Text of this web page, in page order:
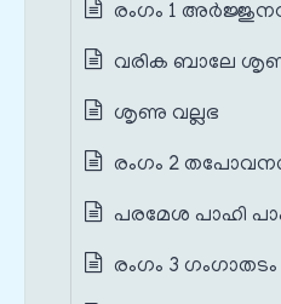
രംഗം 1
വരിക ബാലേ
ശൃണു വല്ലഭ
രംഗം 2
പരമേശ പാഹി
രംഗം 3